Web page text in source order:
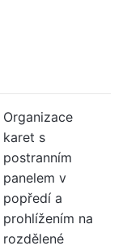
Organizace
karet s
postranním
panelem v
popředí a
prohlížením na
rozdělené